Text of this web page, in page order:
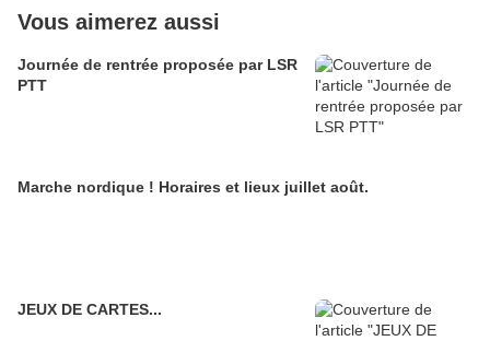
Vous aimerez aussi
Journée de rentrée proposée par LSR
PTT
Marche nordique ! Horaires et lieux juillet août.
JEUX DE CARTES...